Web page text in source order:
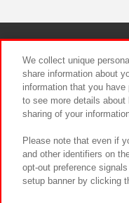
We collect unique
share information about
information that you
to see more details
sharing of your
Please note that even if
and other identifiers on
opt-out preference
setup banner by clicking